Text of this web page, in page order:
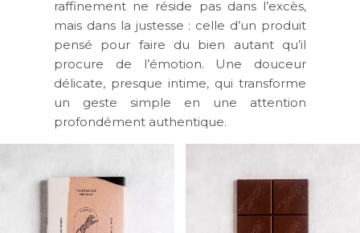
raffinement ne réside pas dans l’excès,
mais dans la justesse : celle d’un produit
pensé pour faire du bien autant qu’il
procure de l’émotion. Une douceur
délicate, presque intime, qui transforme
un geste simple en une attention
profondément authentique.